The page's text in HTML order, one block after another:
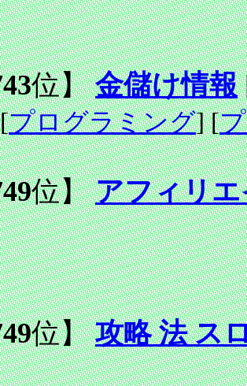
位】金儲け情報
プログラミング] [
位】アフィリ
位】攻略 法 ス